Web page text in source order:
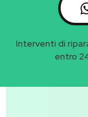
Interventi di
entro